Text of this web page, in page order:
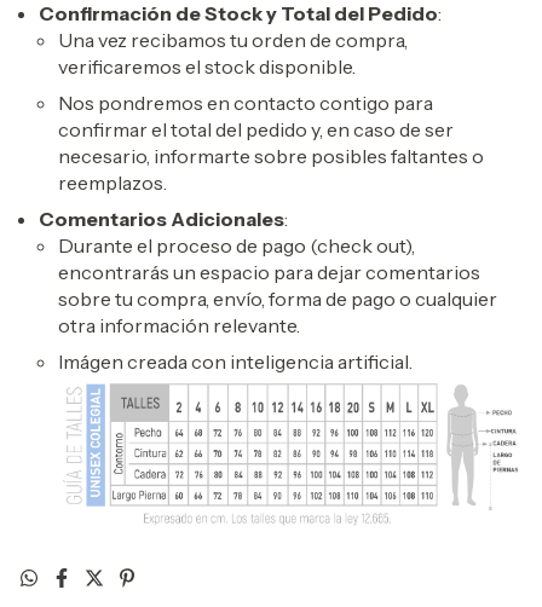
Confirmación de Stock y Total del Pedido:
Una vez recibamos tu orden de compra,
verificaremos el stock disponible.
Nos pondremos en contacto contigo para
confirmar el total del pedido y, en caso de ser
necesario, informarte sobre posibles faltantes o
reemplazos.
Comentarios Adicionales:
Durante el proceso de pago (check out),
encontrarás un espacio para dejar comentarios
sobre tu compra, envío, forma de pago o cualquier
otra información relevante.
Imágen creada con inteligencia artificial.